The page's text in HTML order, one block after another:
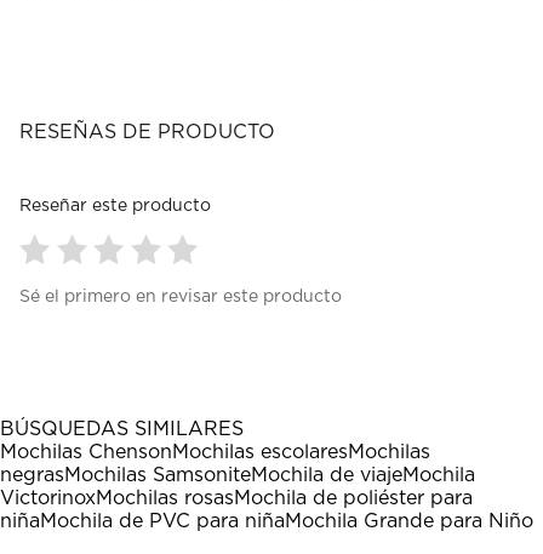
RESEÑAS DE PRODUCTO
Reseñar este producto
para
1
estrella
Esta
acción
abrirá
el
para
estrellas.
Esta
acción
abrirá
el
para
estrellas.
Esta
acción
abrirá
el
para
estrellas.
Esta
acción
abrirá
el
para
estrellas.
Esta
acción
abrirá
el
Sé el primero en revisar este producto
BÚSQUEDAS SIMILARES
Mochilas ChensonMochilas escolaresMochilas
negrasMochilas SamsoniteMochila de viajeMochila
VictorinoxMochilas rosasMochila de poliéster para
niñaMochila de PVC para niñaMochila Grande para Niño